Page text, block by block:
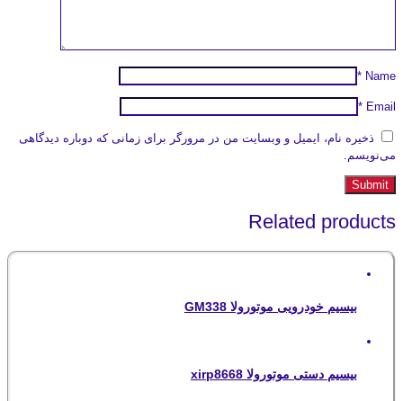
Name
*
Email
*
ذخیره نام، ایمیل و وبسایت من در مرورگر برای زمانی که دوباره دیدگاهی
می‌نویسم.
Related products
بیسیم خودرویی موتورولا GM338
بیسیم دستی موتورولا xirp8668